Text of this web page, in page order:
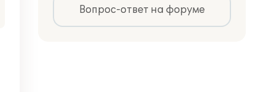
Вопрос-ответ на форуме